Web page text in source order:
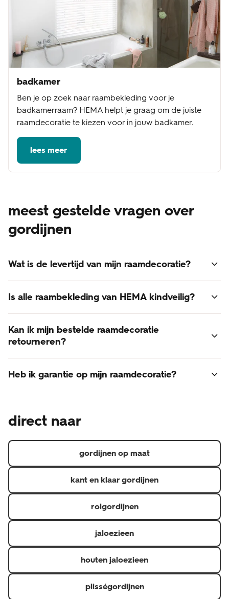
badkamer
Ben je op zoek naar raambekleding voor je
badkamerraam? HEMA helpt je graag om de juiste
raamdecoratie te kiezen voor in jouw badkamer.
lees meer
meest gestelde vragen over
gordijnen
Wat is de levertijd van mijn raamdecoratie?
Voor alle raamdecoratie geldt een levertijd van 3 - 6
weken.
Is alle raambekleding van HEMA kindveilig?
Ja, alle raambekleding van HEMA voldoet aan de laatst
gestelde normen voor kindveiligheid.
Kan ik mijn bestelde raamdecoratie
retourneren?
Retourneren van op maat gemaakte raamdecoratie is
helaas niet mogelijk. Raamdecoratie is een op maat
Neem dan contact op de met de klantenservice via 020
raamdecoratie hebt gekocht.
Heb ik garantie op mijn raamdecoratie?
Hierdoor heb je 5 jaar garantie op materiaal- en
(confectioneren is het op maat maken van gordijnen).
direct naar
gordijnen op maat
kant en klaar gordijnen
rolgordijnen
jaloezieen
houten jaloezieen
plisségordijnen